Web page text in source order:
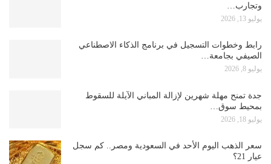
وتجارب…
يوليو 13, 2026
رابط وخطوات التسجيل في برنامج الذكاء الاصطناعي
الصيفي بجامعة…
يوليو 8, 2026
جدة تمنح مهلة شهرين لإزالة المباني الآيلة للسقوط
بمحيط سوق…
يوليو 18, 2026
سعر الذهب اليوم الأحد في السعودية ومصر.. كم سجل
عيار 21؟